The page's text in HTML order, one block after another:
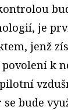
je
jenž
povolení k
se bude